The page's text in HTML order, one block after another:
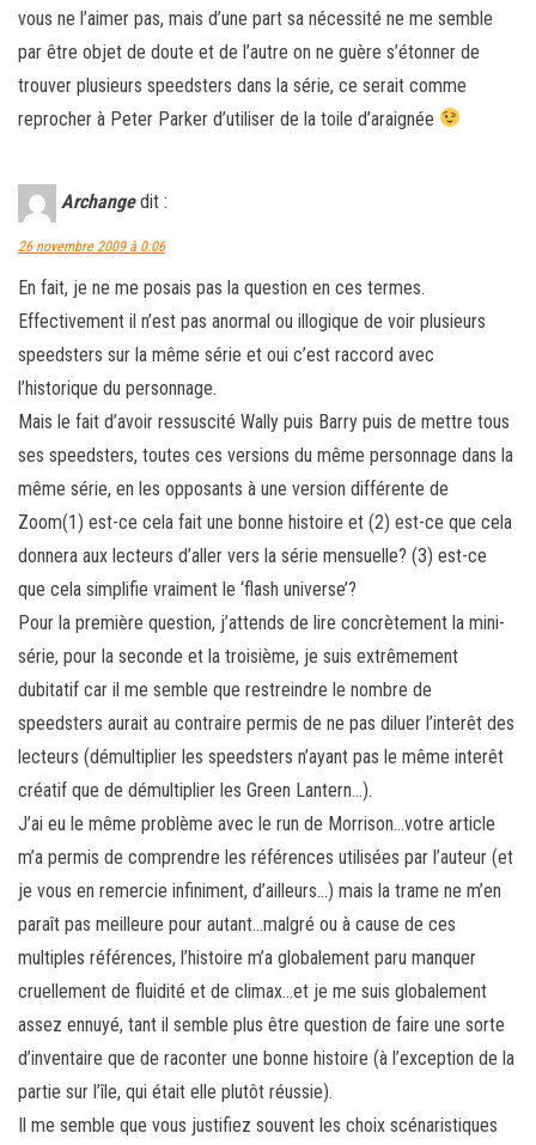
vous ne l’aimer pas, mais d’une part sa nécessité ne me semble
par être objet de doute et de l’autre on ne guère s’étonner de
trouver plusieurs speedsters dans la série, ce serait comme
reprocher à Peter Parker d’utiliser de la toile d’araignée
Archange dit :
26 novembre 2009 à 0:06
En fait, je ne me posais pas la question en ces termes.
Effectivement il n’est pas anormal ou illogique de voir plusieurs
speedsters sur la même série et oui c’est raccord avec
l’historique du personnage.
Mais le fait d’avoir ressuscité Wally puis Barry puis de mettre tous
ses speedsters, toutes ces versions du même personnage dans la
même série, en les opposants à une version différente de
Zoom(1) est-ce cela fait une bonne histoire et (2) est-ce que cela
donnera aux lecteurs d’aller vers la série mensuelle? (3) est-ce
que cela simplifie vraiment le ‘flash universe’?
Pour la première question, j’attends de lire concrètement la mini-
série, pour la seconde et la troisième, je suis extrêmement
dubitatif car il me semble que restreindre le nombre de
speedsters aurait au contraire permis de ne pas diluer l’interêt des
lecteurs (démultiplier les speedsters n’ayant pas le même interêt
créatif que de démultiplier les Green Lantern…).
J’ai eu le même problème avec le run de Morrison…votre article
m’a permis de comprendre les références utilisées par l’auteur (et
je vous en remercie infiniment, d’ailleurs…) mais la trame ne m’en
paraît pas meilleure pour autant…malgré ou à cause de ces
multiples références, l’histoire m’a globalement paru manquer
cruellement de fluidité et de climax…et je me suis globalement
assez ennuyé, tant il semble plus être question de faire une sorte
d’inventaire que de raconter une bonne histoire (à l’exception de la
partie sur l’île, qui était elle plutôt réussie).
Il me semble que vous justifiez souvent les choix scénaristiques